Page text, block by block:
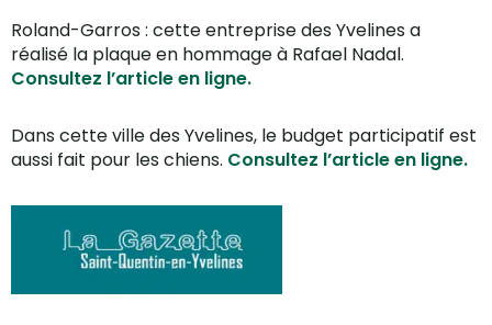
Roland-Garros : cette entreprise des Yvelines a
réalisé la plaque en hommage à Rafael Nadal.
Consultez l’article en ligne.
Dans cette ville des Yvelines, le budget participatif est
aussi fait pour les chiens. Consultez l’article en ligne.